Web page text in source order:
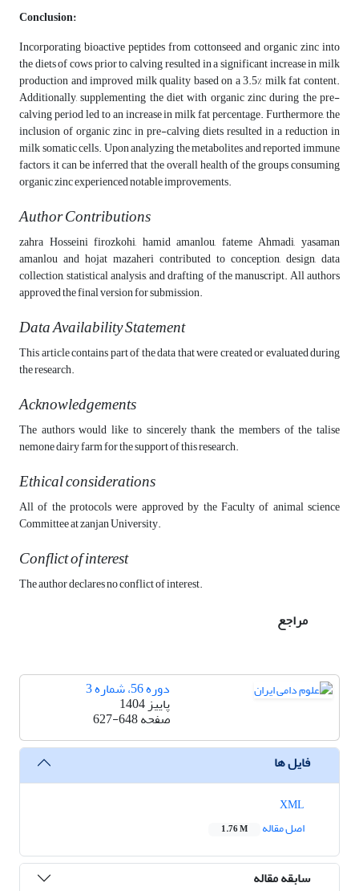
Conclusion:
Incorporating bioactive peptides from cottonseed and organic zinc into
the diets of cows prior to calving resulted in a significant increase in milk
production and improved milk quality based on a 3.5% milk fat content.
Additionally, supplementing the diet with organic zinc during the pre-
calving period led to an increase in milk fat percentage. Furthermore, the
inclusion of organic zinc in pre-calving diets resulted in a reduction in
milk somatic cells. Upon analyzing the metabolites and reported immune
factors, it can be inferred that the overall health of the groups consuming
organic zinc experienced notable improvements.
Author Contributions
zahra Hosseini firozkohi, hamid amanlou, fateme Ahmadi, yasaman
amanlou and hojat mazaheri contributed to conception, design, data
collection, statistical analysis, and drafting of the manuscript. All authors
approved the final version for submission.
Data Availability Statement
This article contains part of the data that were created or evaluated during
the research.
Acknowledgements
The authors would like to sincerely thank the members of the talise
nemone dairy farm for the support of this research.
Ethical considerations
All of the protocols were approved by the Faculty of animal science
Committee at zanjan University.
Conflict of interest
The author declares no conflict of interest.
مراجع
دوره 56، شماره 3
پاییز 1404
صفحه627-648
فایل ها
اصل مقاله
1.76 M
سابقه مقاله